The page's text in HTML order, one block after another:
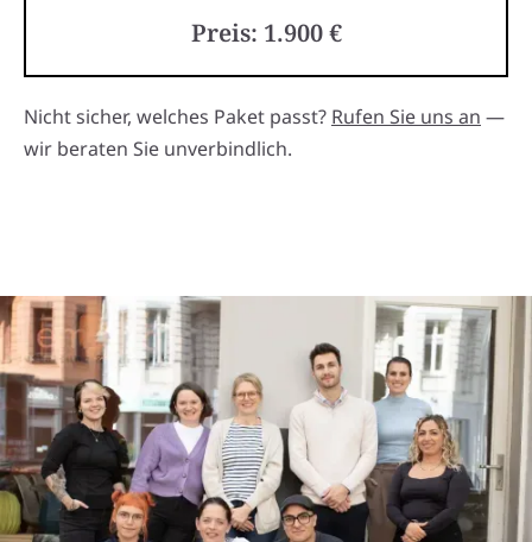
Preis: 1.900 €
Nicht sicher, welches Paket passt? Rufen Sie uns an —
wir beraten Sie unverbindlich.